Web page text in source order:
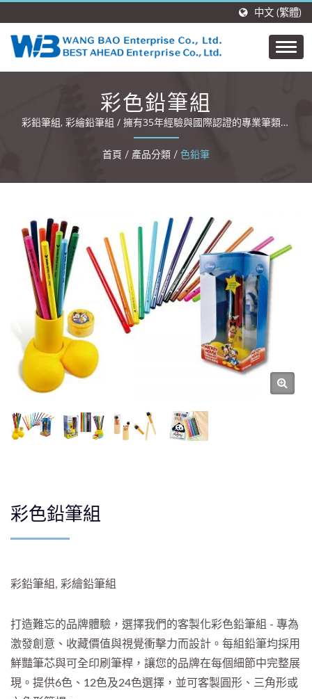
中文 (繁體)
彩色鉛筆組
彩鉛筆組, 彩繪鉛筆組 / 擁有35年經驗與國際認證的專業筆類與
文具OEM/ODM製造商。
首頁 / 產品分類 / 色鉛筆
彩色鉛筆組
彩鉛筆組, 彩繪鉛筆組
打造難忘的品牌體驗，選擇我們的客製化彩色鉛筆組 - 專為
激發創意、收藏價值與視覺衝擊力而設計。每組鉛筆均採用
鮮豔筆芯與可全印刷筆桿，讓您的品牌在每個細節中完整展
現。提供6色、12色及24色選擇，並可客製圓形、三角形或